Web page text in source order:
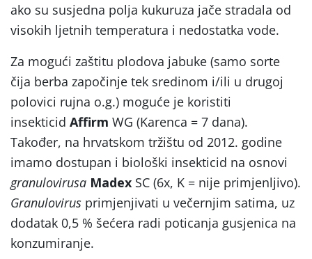
ako su susjedna polja kukuruza jače stradala od
visokih ljetnih temperatura i nedostatka vode.
Za mogući zaštitu plodova jabuke (samo sorte
čija berba započinje tek sredinom i/ili u drugoj
polovici rujna o.g.) moguće je koristiti
insekticid Affirm WG (Karenca = 7 dana).
Također, na hrvatskom tržištu od 2012. godine
imamo dostupan i biološki insekticid na osnovi
granulovirusa Madex SC (6x, K = nije primjenljivo).
Granulovirus primjenjivati u večernjim satima, uz
dodatak 0,5 % šećera radi poticanja gusjenica na
konzumiranje.